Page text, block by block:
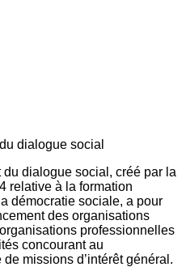
dialogue social, créé par la
relative à la formation
démocratie sociale, a pour
des organisations
professionnelles
concourant au
missions d’intérêt général.